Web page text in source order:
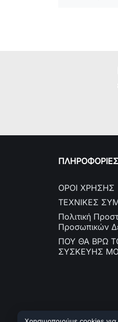
ΠΛΗΡΟΦΟΡΙΕΣ
ΟΡΟΙ ΧΡΗΣΗΣ
ΤΕΧΝΙΚΕΣ
Πολιτική
Προσωπικών
ΠΟΥ ΘΑ ΒΡΩ
ΣΥΣΚΕΥΗΣ